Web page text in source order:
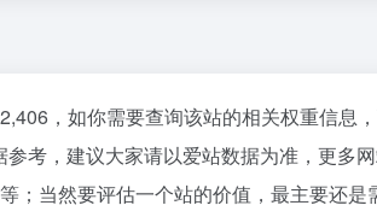
，如你需要查询该站的相关权重信息
考，建议大家请以爱站数据为准，更多
；当然要评估一个站的价值，最主要还